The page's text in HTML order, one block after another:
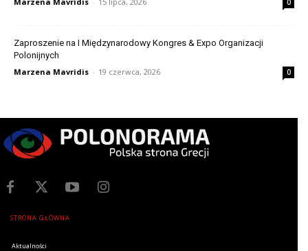
Zaproszenie na I Międzynarodowy Kongres & Expo Organizacji
Polonijnych
Marzena Mavridis - 19 czerwca, 2026 0
STRONA GŁÓWNA
Aktualności